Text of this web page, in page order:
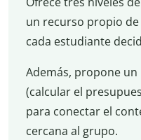
un recurso propio de
cada estudiante
Además, propone
(calcular el
para conectar el
cercana al grupo.